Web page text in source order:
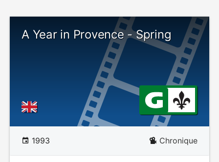
A Year in Provence - Spring
1993 Chronique